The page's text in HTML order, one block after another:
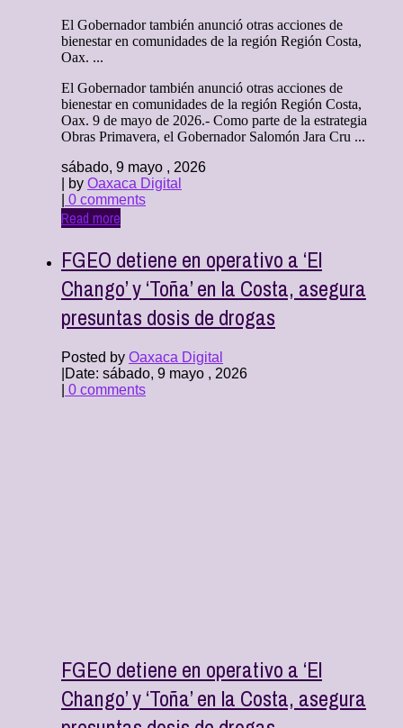
El Gobernador también anunció otras acciones de
bienestar en comunidades de la región Región Costa,
Oax. ...
El Gobernador también anunció otras acciones de
bienestar en comunidades de la región Región Costa,
Oax. 9 de mayo de 2026.- Como parte de la estrategia
Obras Primavera, el Gobernador Salomón Jara Cru ...
sábado, 9 mayo , 2026
| by Oaxaca Digital
0 comments
Read more
FGEO detiene en operativo a ‘El
Chango’ y ‘Toña’ en la Costa, asegura
presuntas dosis de drogas
Posted by Oaxaca Digital
Date: sábado, 9 mayo , 2026
0 comments
FGEO detiene en operativo a ‘El
Chango’ y ‘Toña’ en la Costa, asegura